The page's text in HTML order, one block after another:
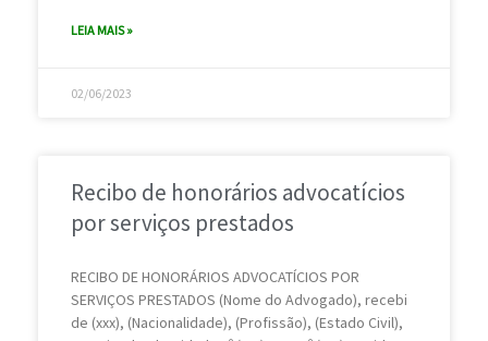
LEIA MAIS »
02/06/2023
Recibo de honorários advocatícios
por serviços prestados
RECIBO DE HONORÁRIOS ADVOCATÍCIOS POR
SERVIÇOS PRESTADOS (Nome do Advogado), recebi
de (xxx), (Nacionalidade), (Profissão), (Estado Civil),